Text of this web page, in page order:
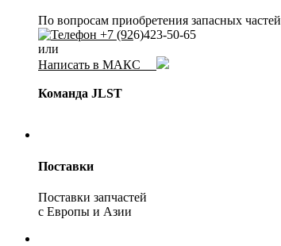
По вопросам приобретения запасных частей
+7 (926)423-50-65
или
Написать в МАКС
Команда JLST
Поставки
Поставки запчастей
с Европы и Азии